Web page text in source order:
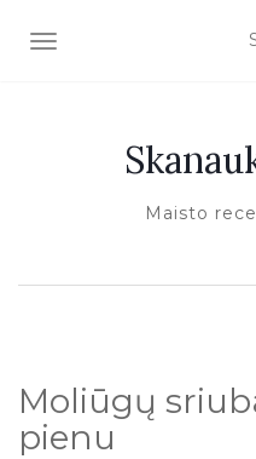
TOGGLE NAVIGATION
Maisto
Moliūgų
pienu